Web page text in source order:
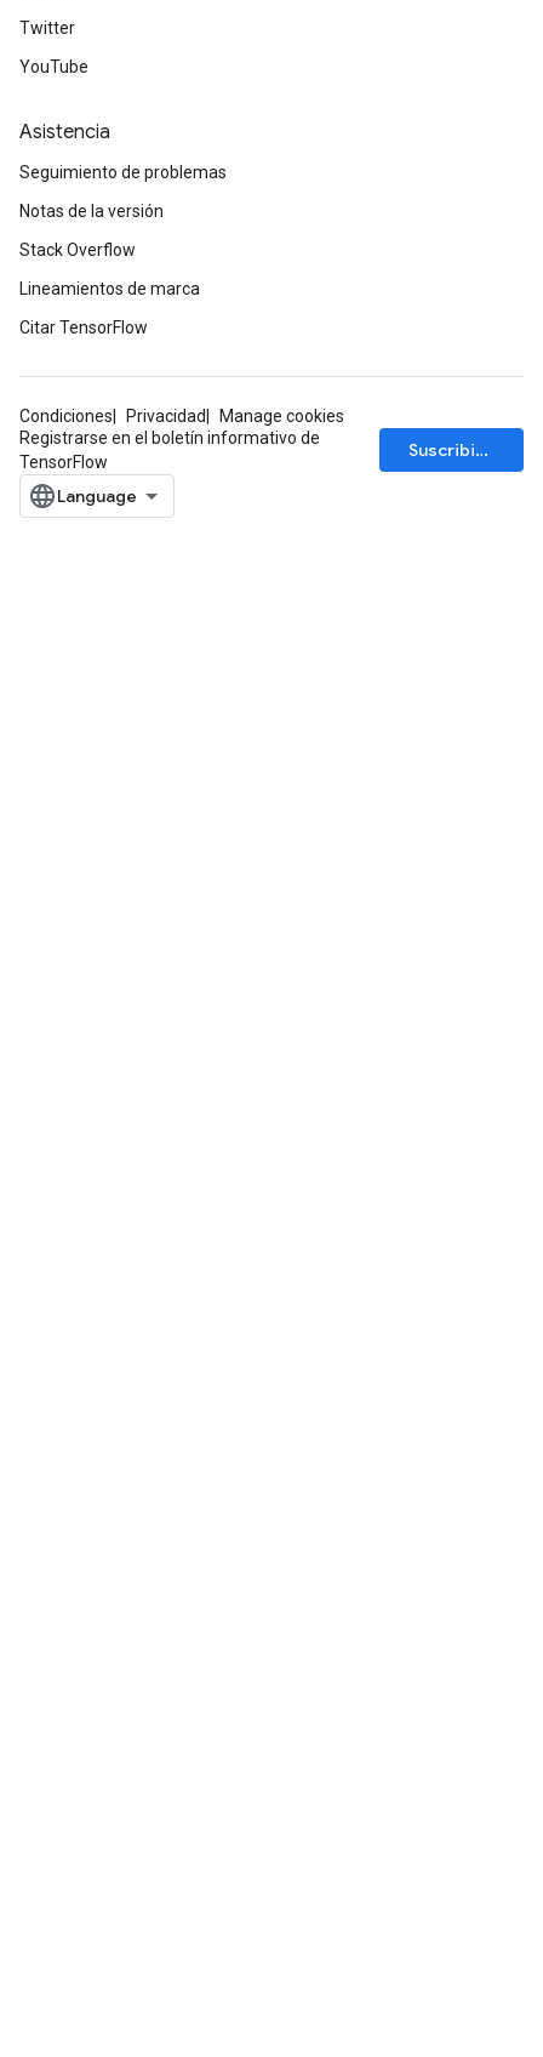
Twitter
YouTube
Asistencia
Seguimiento de problemas
Notas de la versión
Stack Overflow
Lineamientos de marca
Citar TensorFlow
Condiciones Privacidad
Manage cookies
Registrarse en el boletín informativo de
TensorFlow
Suscribirse